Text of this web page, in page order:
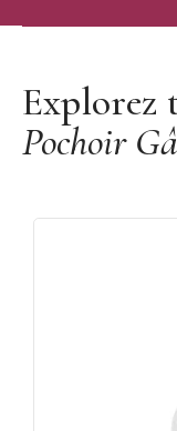
Explorez
Pochoir